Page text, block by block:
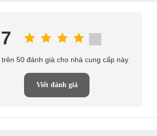
50 đánh giá cho nhà cung cấp này
Viết đánh giá